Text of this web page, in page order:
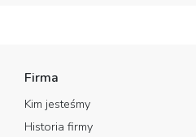
Firma
Kim jesteśmy
Historia firmy